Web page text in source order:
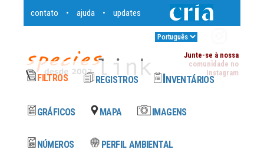
contato • ajuda • updates
Junte-se à nossa
comunidade no
Instagram